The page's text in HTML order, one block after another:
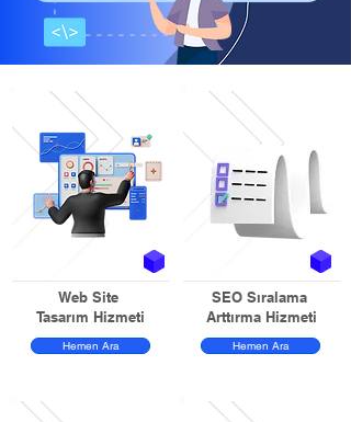
Web Site
Tasarım Hizmeti
Hemen Ara
SEO Sıralama
Arttırma Hizmeti
Hemen Ara